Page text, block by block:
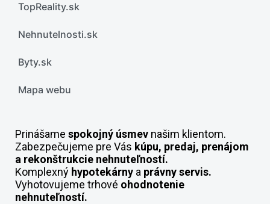
TopReality.sk
Nehnutelnosti.sk
Byty.sk
Mapa webu
Prinášame spokojný úsmev našim klientom.
Zabezpečujeme pre Vás kúpu, predaj, prenájom
a rekonštrukcie nehnuteľností.
Komplexný hypotekárny a právny servis.
Vyhotovujeme trhové ohodnotenie
nehnuteľností.